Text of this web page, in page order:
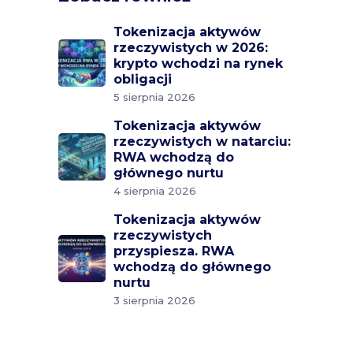
Tokenizacja aktywów
rzeczywistych w 2026:
krypto wchodzi na rynek
obligacji
5 sierpnia 2026
Tokenizacja aktywów
rzeczywistych w natarciu:
RWA wchodzą do
głównego nurtu
4 sierpnia 2026
Tokenizacja aktywów
rzeczywistych
przyspiesza. RWA
wchodzą do głównego
nurtu
3 sierpnia 2026